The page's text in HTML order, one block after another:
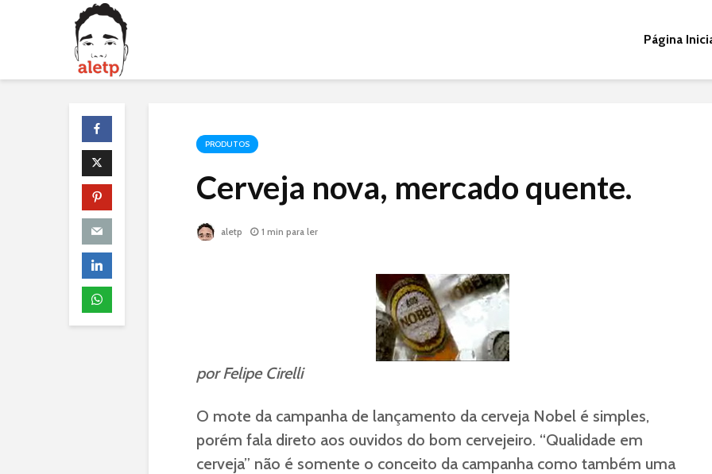
Página
PRODUTOS
Cerveja nova, mercado quente.
aletp 1 min para ler
por Felipe Cirelli
O mote da campanha de lançamento da cerveja Nobel é simples,
porém fala direto aos ouvidos do bom cervejeiro. “Qualidade em
cerveja” não é somente o conceito da campanha como também uma